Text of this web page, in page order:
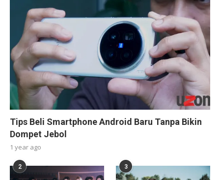
Tips Beli Smartphone Android Baru Tanpa Bikin
Dompet Jebol
1 year ago
2 3